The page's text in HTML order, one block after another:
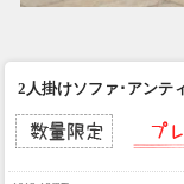
2人掛けソファ･アンテ